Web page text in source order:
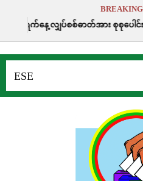
စ်ဓာတ်အား စုစုပေါင်းထုတ်လုပ်ခဲ့မှုမှာ (၆
ESE